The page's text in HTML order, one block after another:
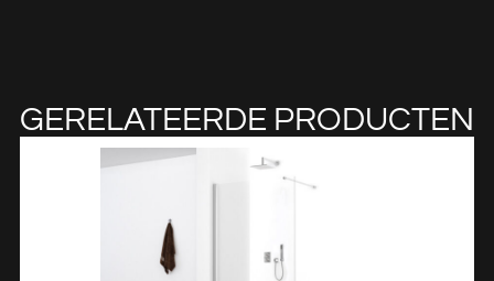
GERELATEERDE PRODUCTEN